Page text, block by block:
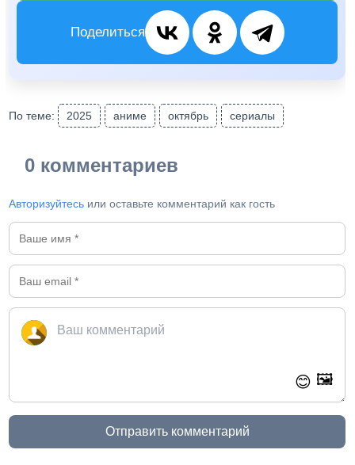
Поделиться
По теме: 2025 аниме октябрь сериалы
0 комментариев
Авторизуйтесь или оставьте комментарий как гость
😊 🖼️
Отправить комментарий